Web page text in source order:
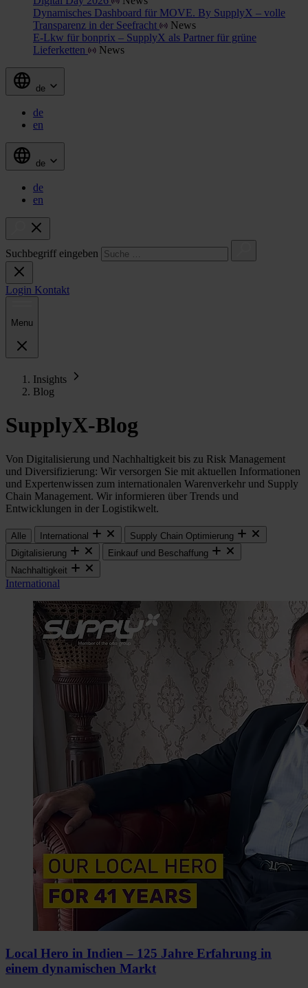
Dynamisches Dashboard für MOVE. By SupplyX – volle
Transparenz in der Seefracht
News
E-Lkw für bonprix – SupplyX als Partner für grüne
Lieferketten
News
de
de
en
de
de
en
Suchbegriff eingeben
Login Kontakt
Menu
Insights
Blog
SupplyX-Blog
Von Digitalisierung und Nachhaltigkeit bis zu Risk Management
und Diversifizierung: Wir versorgen Sie mit aktuellen Informationen
und Expertenwissen zum internationalen Warenverkehr und Supply
Chain Management. Wir informieren über Trends und
Entwicklungen in der Logistikwelt.
Alle International
Supply Chain Optimierung
Digitalisierung
Einkauf und Beschaffung
Nachhaltigkeit
International
Local Hero in Indien – 125 Jahre Erfahrung in
einem dynamischen Markt